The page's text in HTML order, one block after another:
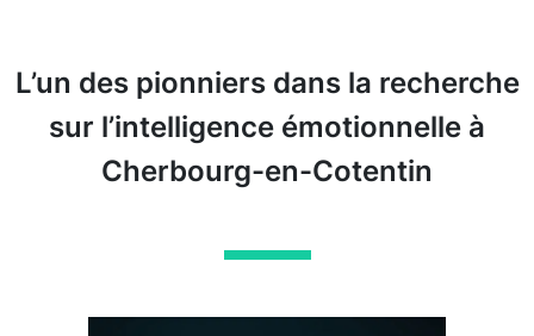
L’un des pionniers dans la recherche
sur l’intelligence émotionnelle à
Cherbourg-en-Cotentin